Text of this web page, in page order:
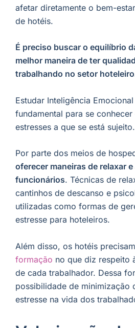
afetar diretamente o bem-
de hotéis.
É preciso buscar o equilíbrio
melhor maneira de ter
trabalhando no setor
Estudar Inteligência
fundamental para se
estresses a que se está sujeito.
Por parte dos meios de
oferecer maneiras de relaxar
funcionários. Técnicas de
cantinhos de descanso e
utilizadas como formas de
estresse para hoteleiros.
Além disso, os hotéis precisam
formação no que diz respeito
de cada trabalhador. Dessa
possibilidade de minimização
estresse na vida dos